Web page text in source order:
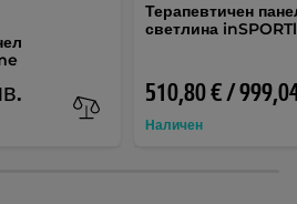
Терапевтичен
светлина
510,80 € /
Наличен